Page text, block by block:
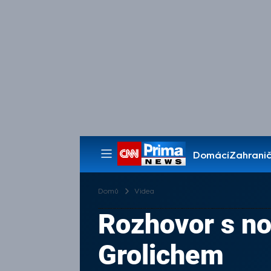
Domácí
Pořady
Domů Videa
Rozhovor s
Grolichem